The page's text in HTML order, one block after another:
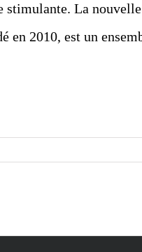
stimulante. La
2010, est un